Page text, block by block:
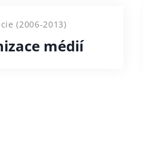
(2006-2013)
médií